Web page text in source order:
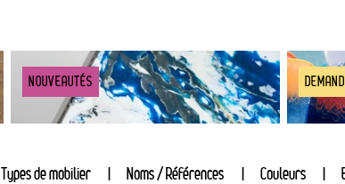
NOUVEAUTÉS
Types de mobilier Noms / Références Couleurs